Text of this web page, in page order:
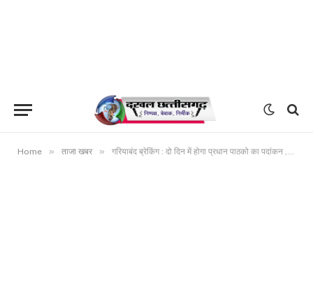
Home » ताजा खबर » गरियाबंद ब्रेकिंग : दो दिन में होगा प्रधान पाठको का पदांकन ,,,,,, जेडी ने डीईओ को भेजा मार्गदर्शन